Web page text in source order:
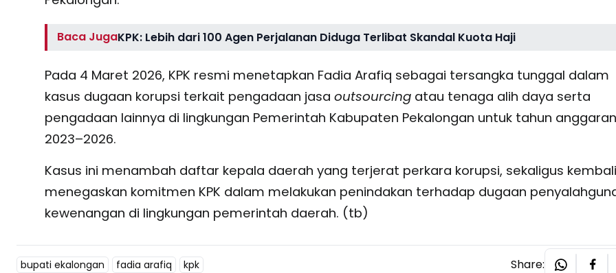
Baca JugaKPK: Lebih dari 100 Agen Perjalanan Diduga Terlibat Skandal Kuota Haji
Pada 4 Maret 2026, KPK resmi menetapkan Fadia Arafiq sebagai tersangka tunggal dalam
kasus dugaan korupsi terkait pengadaan jasa outsourcingatau tenaga alih daya serta
pengadaan lainnya di lingkungan Pemerintah Kabupaten Pekalongan untuk tahun anggaran
2023–2026.
Kasus ini menambah daftar kepala daerah yang terjerat perkara korupsi, sekaligus kembali
menegaskan komitmen KPK dalam melakukan penindakan terhadap dugaan
kewenangan di lingkungan pemerintah daerah. (tb)
bupati ekalongan fadia arafiq kpk Share: